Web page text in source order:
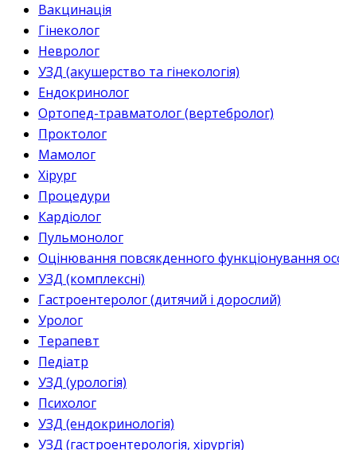
Вакцинація
Гінеколог
Невролог
УЗД (акушерство та гінекологія)
Ендокринолог
Ортопед-травматолог (вертебролог)
Проктолог
Мамолог
Хірург
Процедури
Кардіолог
Пульмонолог
Оцінювання повсякденного функціонування
УЗД (комплексні)
Гастроентеролог (дитячий і дорослий)
Уролог
Терапевт
Педіатр
УЗД (урологія)
Психолог
УЗД (ендокринологія)
УЗД (гастроентерологія, хірургія)